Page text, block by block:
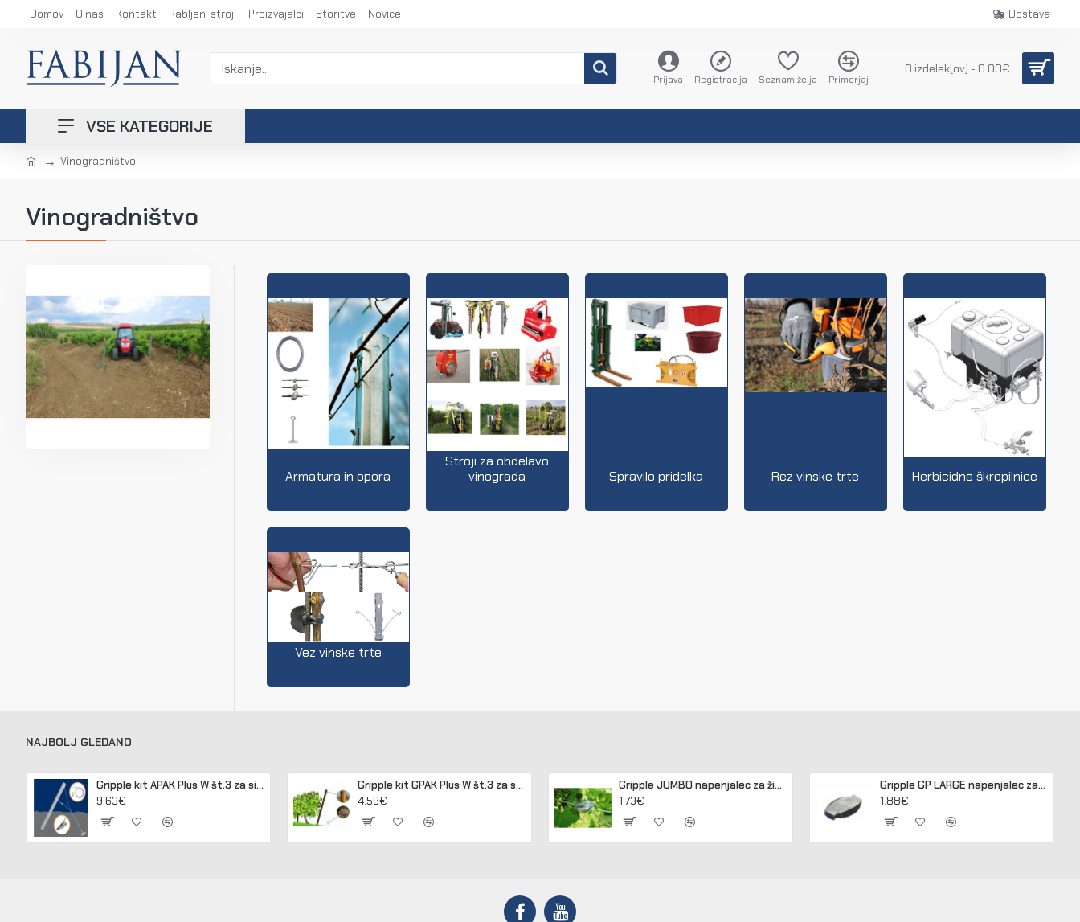
Domov O nas Kontakt Rabljeni stroji Proizvajalci Storitve Novice Dostava
Prijava Registracija Seznam želja Primerjaj
0 izdelek(ov) - 0.00€
VSE KATEGORIJE
Vinogradništvo
Vinogradništvo
Armatura in opora
Stroji za obdelavo
vinograda
Spravilo pridelka Rez vinske trte Herbicidne škropilnice
Vez vinske trte
NAJBOLJ GLEDANO
Gripple kit APAK Plus W št.3 za sidranje lesenih in betonskih stebrov
9.63€
Gripple kit GPAK Plus W št.3 za sidranje lesenih in betonskih stebrov
4.59€
Gripple JUMBO napenjalec za žico 2,50 - 3,15 mm (pakir. 20 kos)
1.73€
Gripple GP LARGE napenjalec za žico 3,2 - 4,2 mm (pakir. 20 kos)
1.88€